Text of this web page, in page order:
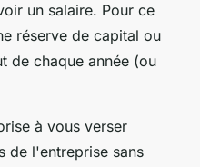
un salaire. Pour ce
réserve de capital ou
de chaque année (ou
à vous verser
de l'entreprise sans